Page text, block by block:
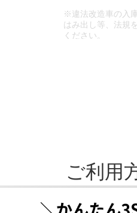
※違法改造車の入
はみ出し等、法規
ください。
ご利用